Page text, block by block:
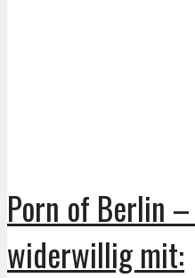
Porn of Berlin
widerwillig mit: